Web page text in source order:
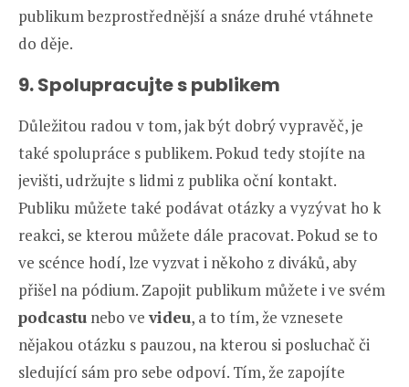
publikum bezprostřednější a snáze druhé vtáhnete
do děje.
9. Spolupracujte s publikem
Důležitou radou v tom, jak být dobrý vypravěč, je
také spolupráce s publikem. Pokud tedy stojíte na
jevišti, udržujte s lidmi z publika oční kontakt.
Publiku můžete také podávat otázky a vyzývat ho k
reakci, se kterou můžete dále pracovat. Pokud se to
ve scénce hodí, lze vyzvat i někoho z diváků, aby
přišel na pódium. Zapojit publikum můžete i ve svém
podcastu nebo ve videu, a to tím, že vznesete
nějakou otázku s pauzou, na kterou si posluchač či
sledující sám pro sebe odpoví. Tím, že zapojíte